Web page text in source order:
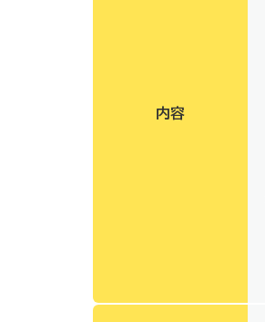
内容